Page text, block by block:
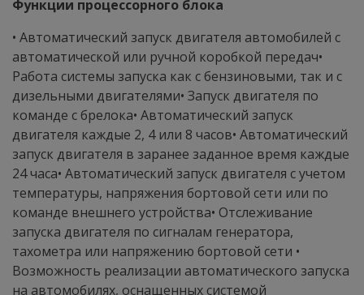
Функции процессорного блока
• Автоматический запуск двигателя автомобилей с
автоматической или ручной коробкой передач•
Работа системы запуска как с бензиновыми, так и с
дизельными двигателями• Запуск двигателя по
команде с брелока• Автоматический запуск
двигателя каждые 2, 4 или 8 часов• Автоматический
запуск двигателя в заранее заданное время каждые
24 часа• Автоматический запуск двигателя с учетом
температуры, напряжения бортовой сети или по
команде внешнего устройства• Отслеживание
запуска двигателя по сигналам генератора,
тахометра или напряжению бортовой сети •
Возможность реализации автоматического запуска
на автомобилях, оснащенных системой